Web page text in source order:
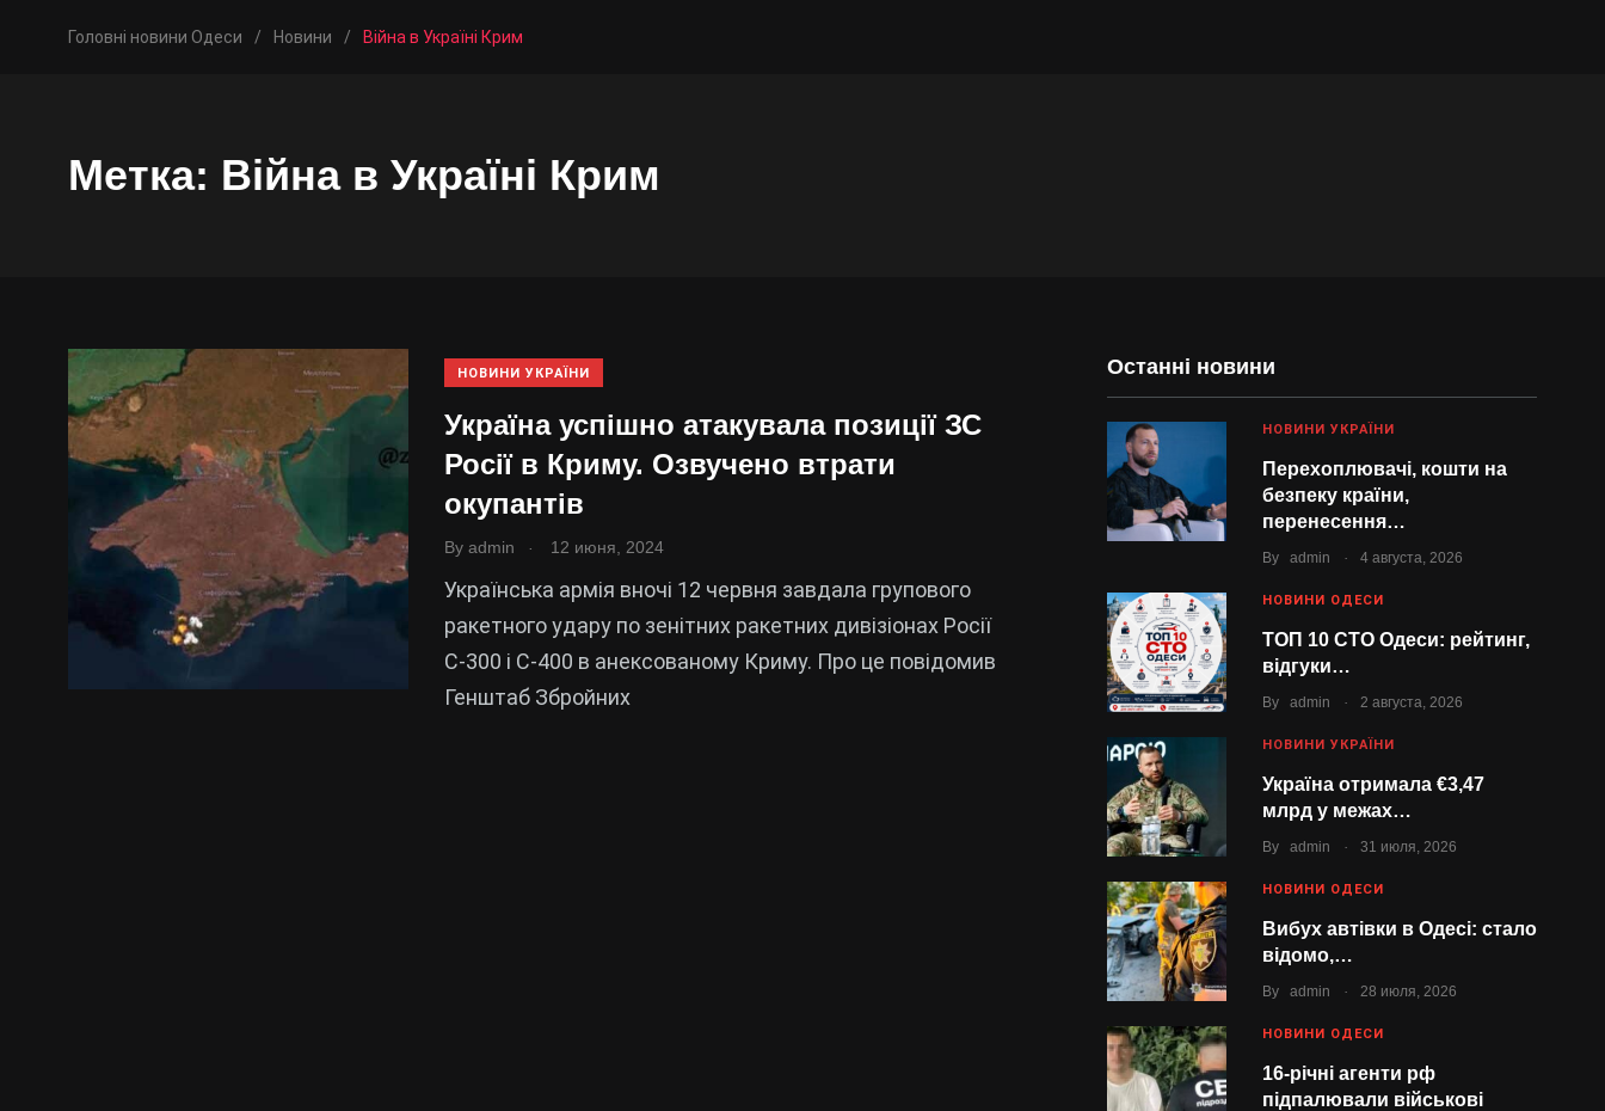
Головні новини Одеси / Новини / Війна в Україні Крим
Метка: Війна в Україні Крим
НОВИНИ УКРАЇНИ
Україна успішно атакувала позиції ЗС
Росії в Криму. Озвучено втрати
окупантів
By admin 12 июня, 2024
Українська армія вночі 12 червня завдала групового
ракетного удару по зенітних ракетних дивізіонах Росії
С-300 і С-400 в анексованому Криму. Про це повідомив
Генштаб Збройних
Останні новини
НОВИНИ УКРАЇНИ
Перехоплювачі, кошти на
безпеку країни,
перенесення…
By admin . 4 августа, 2026
НОВИНИ ОДЕСИ
ТОП 10 СТО Одеси: рейтинг,
відгуки…
By admin . 2 августа, 2026
НОВИНИ УКРАЇНИ
Україна отримала €3,47
млрд у межах…
By admin . 31 июля, 2026
НОВИНИ ОДЕСИ
Вибух автівки в Одесі: стало
відомо,…
By admin . 28 июля, 2026
НОВИНИ ОДЕСИ
16-річні агенти рф
підпалювали військові